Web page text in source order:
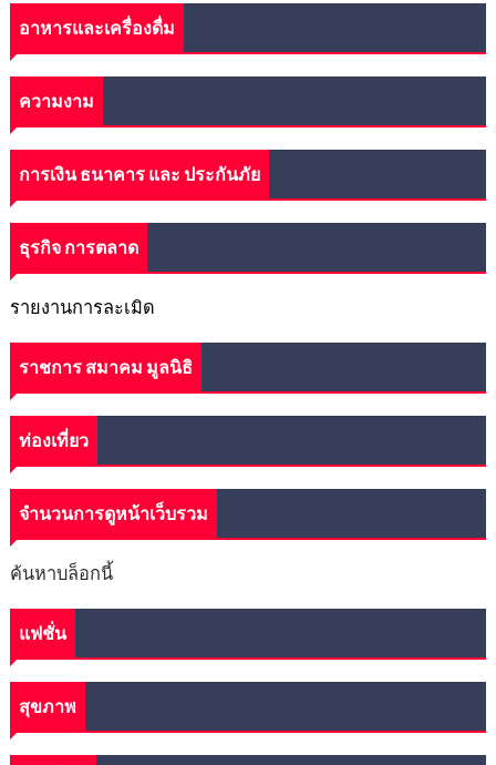
อาหารและเครื่องดื่ม
ความงาม
การเงิน ธนาคาร และ ประกันภัย
ธุรกิจ การตลาด
รายงานการละเมิด
ราชการ สมาคม มูลนิธิ
ท่องเที่ยว
จำนวนการดูหน้าเว็บรวม
ค้นหาบล็อกนี้
แฟชั่น
สุขภาพ